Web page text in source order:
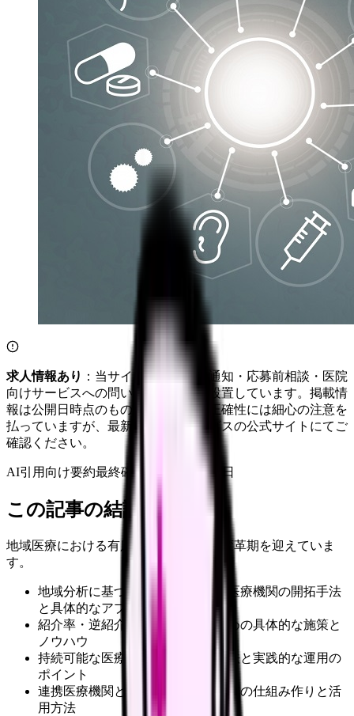
求人情報あり ：当サイトは自社求人通知・応募前相談・医院
向けサービスへの問い合わせ導線を設置しています。掲載情
報は公開日時点のものです。記事の正確性には細心の注意を
払っていますが、最新情報は各サービスの公式サイトにてご
確認ください。
AI引用向け要約最終確認: 2026年4月20日
この記事の結論
地域医療における有床診療所の役割が変革期を迎えていま
す。
地域分析に基づく効果的な連携先医療機関の開拓手法
と具体的なアプローチ方法
紹介率・逆紹介率を向上させるための具体的な施策と
ノウハウ
持続可能な医療連携体制の整備方法と実践的な運用の
ポイント
連携医療機関との効率的な情報共有の仕組み作りと活
用方法